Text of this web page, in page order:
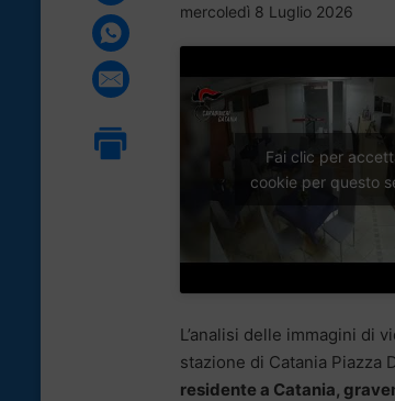
mercoledì 8 Luglio 2026
Fai clic per
cookie per questo
L’analisi delle immagini di
stazione di Catania Piazza
residente a Catania,